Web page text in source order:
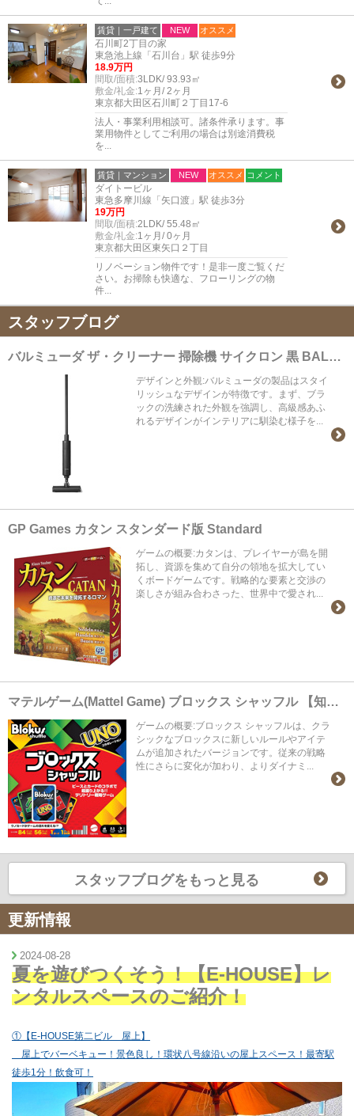
賃貸｜一戸建て NEW オススメ
石川町2丁目の家
東急池上線「石川台」駅 徒歩9分
18.9万円
間取/面積:3LDK/ 93.93㎡
敷金/礼金:1ヶ月/ 2ヶ月
東京都大田区石川町２丁目17-6
法人・事業利用相談可。諸条件承ります。事
業用物件としてご利用の場合は別途消費税
を...
賃貸｜マンション NEW オススメ コメント
ダイトービル
東急多摩川線「矢口渡」駅 徒歩3分
19万円
間取/面積:2LDK/ 55.48㎡
敷金/礼金:1ヶ月/ 0ヶ月
東京都大田区東矢口２丁目
リノベーション物件です！是非一度ご覧くだ
さい。お掃除も快適な、フローリングの物
件...
スタッフブログ
バルミューダ ザ・クリーナー 掃除機 サイクロン 黒 BALMUDA The Cleaner C01A-BK (ブラック)
デザインと外観:バルミューダの製品はスタイ
リッシュなデザインが特徴です。まず、ブラ
ックの洗練された外観を強調し、高級感あふ
れるデザインがインテリアに馴染む様子を...
GP Games カタン スタンダード版 Standard
ゲームの概要:カタンは、プレイヤーが島を開
拓し、資源を集めて自分の領地を拡大してい
くボードゲームです。戦略的な要素と交渉の
楽しさが組み合わさった、世界中で愛され...
マテルゲーム(Mattel Game) ブロックス シャッフル 【知育ゲーム】
ゲームの概要:ブロックス シャッフルは、クラ
シックなブロックスに新しいルールやアイテ
ムが追加されたバージョンです。従来の戦略
性にさらに変化が加わり、よりダイナミ...
スタッフブログをもっと見る
更新情報
2024-08-28
夏を遊びつくそう！【E-HOUSE】レ
ンタルスペースのご紹介！
①【E-HOUSE第二ビル 屋上】
屋上でバーベキュー！景色良し！環状八号線沿いの屋上スペース！最寄駅
徒歩1分！飲食可！